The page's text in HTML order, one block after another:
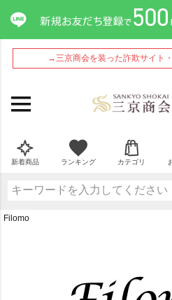
→三京商会を装った詐欺サイト
新着商品 ランキング カテゴリ
Filomo